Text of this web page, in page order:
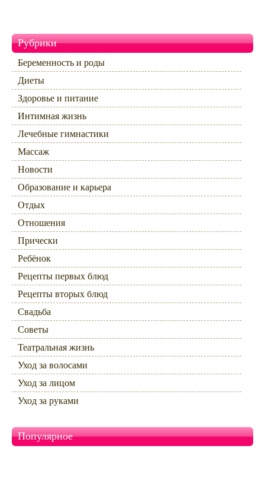
Рубрики
Беременность и роды
Диеты
Здоровье и питание
Интимная жизнь
Лечебные гимнастики
Массаж
Новости
Образование и карьера
Отдых
Отношения
Прически
Ребёнок
Рецепты первых блюд
Рецепты вторых блюд
Свадьба
Советы
Театральная жизнь
Уход за волосами
Уход за лицом
Уход за руками
Популярное